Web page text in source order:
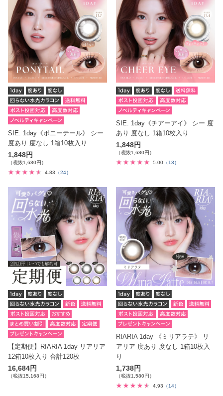
SIE. 1day《ポニーテール》 シー
度あり 度なし 1箱10枚入り
1,848円
（税抜1,680円）
4.83 （24）
SIE. 1day《チアーアイ》 シー 度
あり 度なし 1箱10枚入り
1,848円
（税抜1,680円）
5.00 （13）
【定期便】RIARIA 1day リアリア
12箱10枚入り 合計120枚
16,684円
（税抜15,168円）
RIARIA 1day 《ミリアラテ》 リ
アリア 度あり 度なし 1箱10枚入
り
1,738円
（税抜1,580円）
4.93
（14）